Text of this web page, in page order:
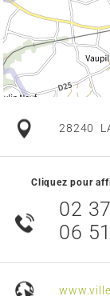
28240
Cliquez pour
02
06